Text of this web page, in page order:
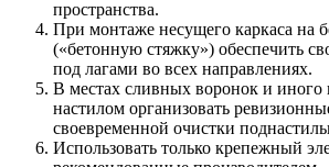
пространства.
При монтаже несущего каркаса на
(«бетонную стяжку») обеспечить
под лагами во всех направлениях.
В местах сливных воронок и иного
настилом организовать
своевременной очистки
Использовать только крепежный